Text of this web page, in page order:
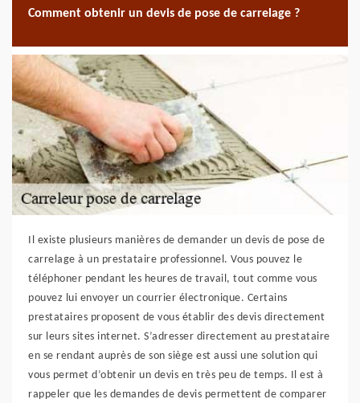
Comment obtenir un devis de pose de carrelage ?
Il existe plusieurs manières de demander un devis de pose de
carrelage à un prestataire professionnel. Vous pouvez le
téléphoner pendant les heures de travail, tout comme vous
pouvez lui envoyer un courrier électronique. Certains
prestataires proposent de vous établir des devis directement
sur leurs sites internet. S’adresser directement au prestataire
en se rendant auprès de son siège est aussi une solution qui
vous permet d’obtenir un devis en très peu de temps. Il est à
rappeler que les demandes de devis permettent de comparer